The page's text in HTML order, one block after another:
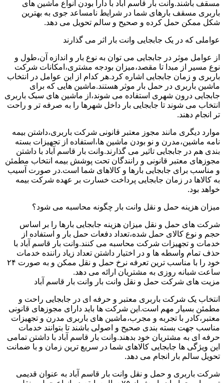
مسقف باشند.وانت بار قاسم آباد با دارا بودن انواع ماشین های
باربری مسقف بارهای شما در شرایط نامساعد جوی به بهترین
شکل ممکن حمل کرده و صحیح و سالم تحویل می دهد.
عواملی که در یک جابجایی وانت بار اثر می گذارند
از عوامل موثر در جابجایی می توان به نوع بار و اندازه آن،طول و
نوع مسیر از مبدا تا مقصد،میزان بودجه مشتری،امکانات شرکت
باربری و زمان جابجایی اشاره کرد.هر کدام از این عوامل در انتخاب
ماشین باربری در حمل بار موثر هستند.ماشین هایی که برای
جابجایی درون شهری استفاده می شوند،از ماشین های سبک باربری
انتخاب می شوند تا جابجایی بار داخل شهرها را به صرفه تر و راحت
تر انجام دهند.
موارد دیگری مانند مجوز معتبر قانونی شرکت باربری،داشتن بیمه
نامه ماشین،مدرن و نو بودن ماشین ها،استفاده از تجهیزات بسته
بندی هم در جابجایی تاثیر می گذارند.وانت بار قاسم آباد با داشتن
مجوزهای معتبر قانونی و رانندگان تحت پوشش بیمه انتخاب مطمئن
و مناسب برای جابجایی بارها و کالاهای شما است.در صورت آسیب
به کالاها در زمان جابجایی پرداخت خسارت بر عهده شرکت بیمه
خواهد بود.
میزان هزینه حمل و نقل وانت بار چگونه محاسبه می شود؟
شرکت های حمل و نقل میزان هزینه جابجایی بارها را بر اساس
حجم و نوع کالای حمل شده،تعداد دفعات حمل بار و استفاده از
خدمات و تجهیزات شرکت محاسبه می کنند.وانت بار قاسم آباد با
حذف تمام واسطه ها و در اختیار داشتن تعداد زیاد راننده خدمات
خود را با مناسب ترین تعرفه نرخ حمل و نقل ممکن و به صورت ۲۴
ساعت شبانه روزی به مشتریان ارائه می دهد.
مزیت های شرکت حمل و نقل وانت بار وانت بار قاسم آباد
انتخاب یک شرکت باربری معتبر و حرفه ای در جابجایی راحت و
مطمئن بسیار مهم است.این شرکت ها باید دارای مجوزهای قانونی
معتبر،کادر با تجربه و مجرب،ماشین های باربری مدرن و تجهیزات
مناسب جهت بسته بندی صحیح و اصولی باشند تا بتوانند خدمات
حرفه ای به مشتریان خود بدهند.وانت بار قاسم آباد با داشتن تمامی
این ویژگی ها جابجایی کالاهای شما در سریع ترین زمان و با ضمانت
تحویل سالم بار انجام می دهد.
شرکت باربری و حمل و نقل وانت بار قاسم آباد به عنوان قدیمی